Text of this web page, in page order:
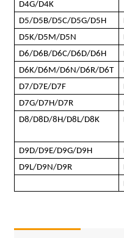
D4G/D4K
D5/D5B/D5C/D5G/D5H
D5K/D5M/D5N
D6/D6B/D6C/D6D/D6H
D6K/D6M/D6N/D6R/D6T
D7/D7E/D7F
D7G/D7H/D7R
D8/D8D/8H/D8L/D8K
D9D/D9E/D9G/D9H
D9L/D9N/D9R